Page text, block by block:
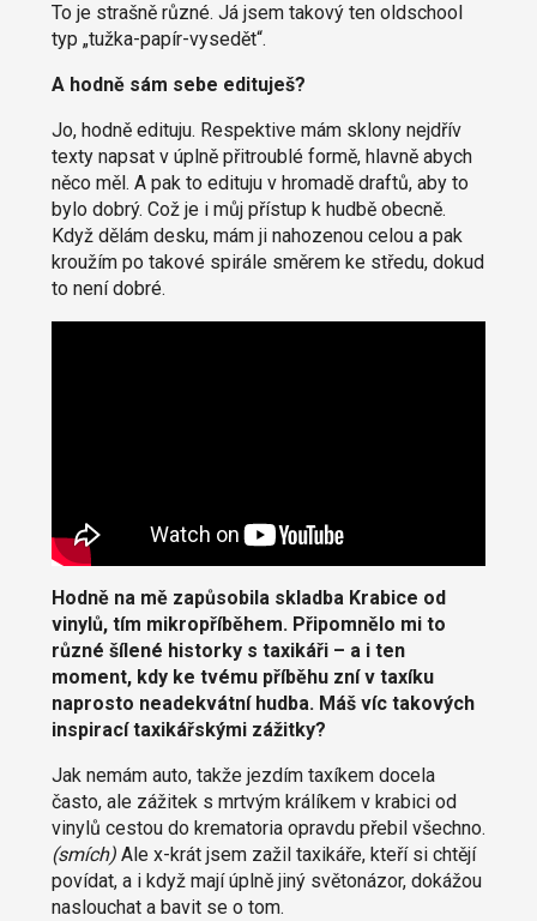
To je strašně různé. Já jsem takový ten oldschool
typ „tužka-papír-vysedět“.
A hodně sám sebe edituješ?
Jo, hodně edituju. Respektive mám sklony nejdřív
texty napsat v úplně přitroublé formě, hlavně abych
něco měl. A pak to edituju v hromadě draftů, aby to
bylo dobrý. Což je i můj přístup k hudbě obecně.
Když dělám desku, mám ji nahozenou celou a pak
kroužím po takové spirále směrem ke středu, dokud
to není dobré.
Hodně na mě zapůsobila skladba Krabice od
vinylů, tím mikropříběhem. Připomnělo mi to
různé šílené historky s taxikáři – a i ten
moment, kdy ke tvému příběhu zní v taxíku
naprosto neadekvátní hudba. Máš víc takových
inspirací taxikářskými zážitky?
Jak nemám auto, takže jezdím taxíkem docela
často, ale zážitek s mrtvým králíkem v krabici od
vinylů cestou do krematoria opravdu přebil všechno.
(smích)Ale x-krát jsem zažil taxikáře, kteří si chtějí
povídat, a i když mají úplně jiný světonázor, dokážou
naslouchat a bavit se o tom.